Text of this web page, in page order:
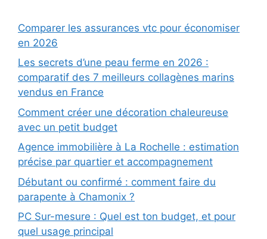
Comparer les assurances vtc pour économiser
en 2026
Les secrets d’une peau ferme en 2026 :
comparatif des 7 meilleurs collagènes marins
vendus en France
Comment créer une décoration chaleureuse
avec un petit budget
Agence immobilière à La Rochelle : estimation
précise par quartier et accompagnement
Débutant ou confirmé : comment faire du
parapente à Chamonix ?
PC Sur-mesure : Quel est ton budget, et pour
quel usage principal